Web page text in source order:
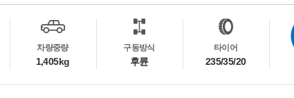
차량중량
1,405kg
구동방식
후륜
타이어
235/35/20